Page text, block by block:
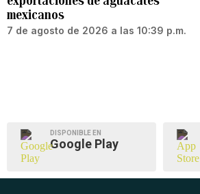
mexicanos
7 de agosto de 2026 a las 10:39 p.m.
DISPONIBLE EN
Google Play